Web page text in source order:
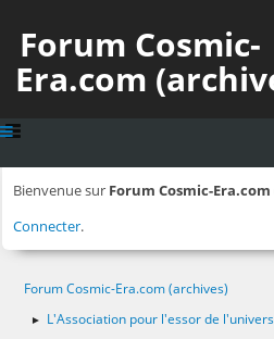
Forum Cosmic-
Era.com
Bienvenue sur Forum Cosmic-
Connecter.
Forum Cosmic-Era.com (archives)
► L'Association pour l'essor de